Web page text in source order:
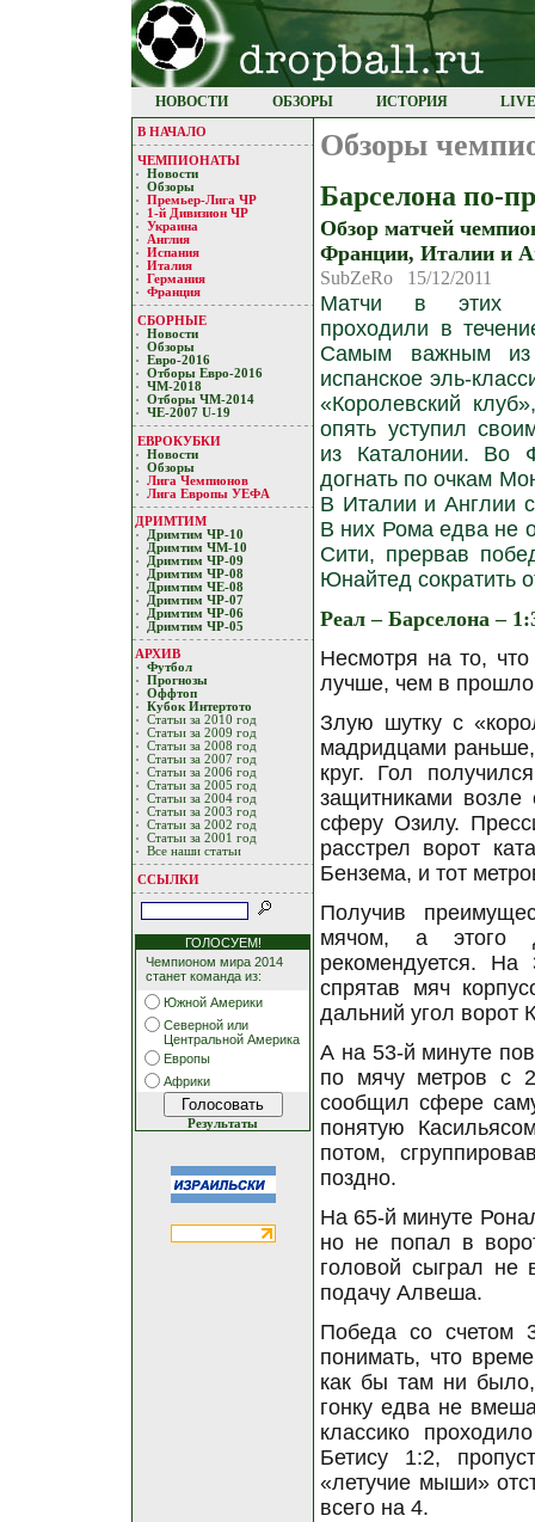
НОВОСТИ ОБЗОРЫ ИСТОРИЯ
В НАЧАЛО
ЧЕМПИОНАТЫ
Новости
Обзоры
Премьер-Лигa ЧР
1-й Дивизион ЧР
Украина
Англия
Испания
Италия
Германия
Франция
СБОРНЫЕ
Новости
Обзоры
Евро-2016
Отборы Евро-2016
ЧМ-2018
Отборы ЧМ-2014
ЧЕ-2007 U-19
ЕВРОКУБКИ
Новости
Обзоры
Лигa Чемпиoнoв
Лига Европы УЕФA
ДРИМТИМ
Дримтим ЧР-10
Дримтим ЧМ-10
Дримтим ЧР-09
Дримтим ЧР-08
Дримтим ЧЕ-08
Дримтим ЧР-07
Дримтим ЧР-06
Дримтим ЧР-05
АРХИВ
Футбол
Прогнозы
Оффтоп
Кубoк Интертoтo
Статьи за 2010 год
Статьи за 2009 год
Статьи за 2008 год
Статьи за 2007 год
Статьи за 2006 год
Статьи за 2005 год
Статьи за 2004 год
Статьи за 2003 год
Статьи за 2002 год
Статьи за 2001 год
Все наши статьи
ССЫЛКИ
ГОЛОСУЕМ!
Чемпионом мира 2014
станет команда из:
Южной Америки
Северной или
Центральной Америка
Европы
Африки
Результаты
Обзоры
Барселона по-
Обзор матчей
Франции, Италии и
SubZeRo 15/12/2011
Матчи в этих
проходили в
Самым важным из
испанское эль-
«Королевский
опять уступил
из Каталонии. Во
догнать по очкам
В Италии и Англии
В них Рома едва не
Сити, прервав
Юнайтед сократить
Реал – Барселона –
Несмотря на то,
лучше, чем в
Злую шутку с
мадридцами
круг. Гол
защитниками возле
сферу Озилу.
расстрел ворот
Бензема, и тот
Получив
мячом, а этого
рекомендуется.
спрятав мяч
дальний угол ворот
А на 53-й минуте
по мячу метров с
сообщил сфере
понятую
потом,
поздно.
На 65-й минуте
но не попал в
головой сыграл не
подачу Алвеша.
Победа со счетом
понимать, что
как бы там ни
гонку едва не
классико
Бетису 1:2,
«летучие мыши»
всего на 4.